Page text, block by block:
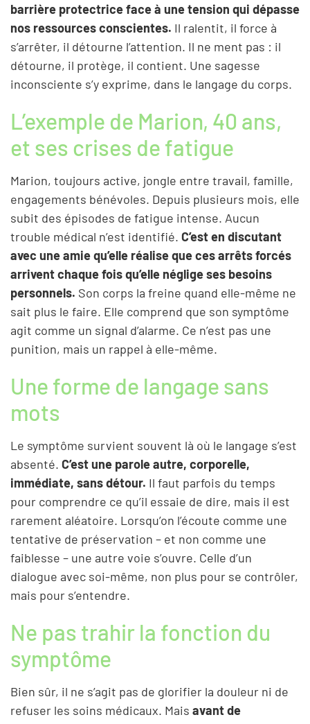
barrière protectrice face à une tension qui dépasse
nos ressources conscientes. Il ralentit, il force à
s’arrêter, il détourne l’attention. Il ne ment pas : il
détourne, il protège, il contient. Une sagesse
inconsciente s’y exprime, dans le langage du corps.
L’exemple de Marion, 40 ans,
et ses crises de fatigue
Marion, toujours active, jongle entre travail, famille,
engagements bénévoles. Depuis plusieurs mois, elle
subit des épisodes de fatigue intense. Aucun
trouble médical n’est identifié. C’est en discutant
avec une amie qu’elle réalise que ces arrêts forcés
arrivent chaque fois qu’elle néglige ses besoins
personnels. Son corps la freine quand elle-même ne
sait plus le faire. Elle comprend que son symptôme
agit comme un signal d’alarme. Ce n’est pas une
punition, mais un rappel à elle-même.
Une forme de langage sans
mots
Le symptôme survient souvent là où le langage s’est
absenté. C’est une parole autre, corporelle,
immédiate, sans détour. Il faut parfois du temps
pour comprendre ce qu’il essaie de dire, mais il est
rarement aléatoire. Lorsqu’on l’écoute comme une
tentative de préservation – et non comme une
faiblesse – une autre voie s’ouvre. Celle d’un
dialogue avec soi-même, non plus pour se contrôler,
mais pour s’entendre.
Ne pas trahir la fonction du
symptôme
Bien sûr, il ne s’agit pas de glorifier la douleur ni de
refuser les soins médicaux. Mais avant de